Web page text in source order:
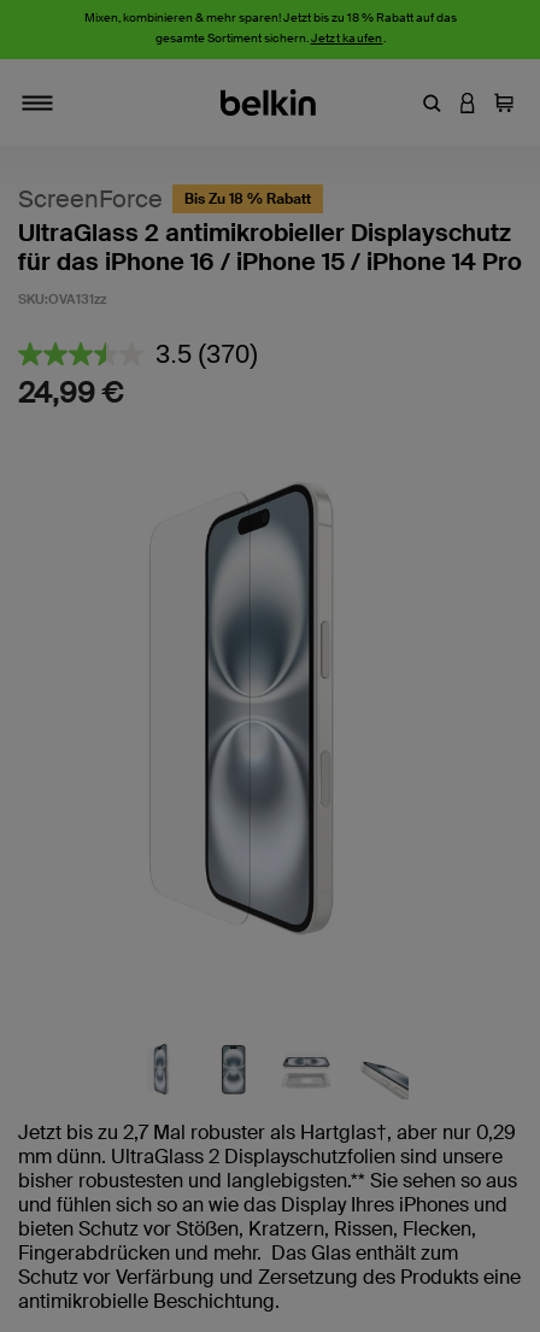
Mixen, kombinieren & mehr sparen! Jetzt bis zu 18 % Rabatt auf das
gesamte Sortiment sichern.Jetzt kaufen.
Stichwort
AN
ScreenForce Bis Zu 18 % Rabatt
UltraGlass 2 antimikrobieller Displayschutz
für das iPhone 16 / iPhone 15 / iPhone 14 Pro
SKU:OVA131zz
5 von 5 Kundenrezension
3.5 370
(370)
24,99 €
Jetzt bis zu 2,7 Mal robuster als Hartglas†, aber nur 0,29
mm dünn. UltraGlass 2 Displayschutzfolien sind unsere
bisher robustesten und langlebigsten.** Sie sehen so aus
und fühlen sich so an wie das Display Ihres iPhones und
bieten Schutz vor Stößen, Kratzern, Rissen, Flecken,
Fingerabdrücken und mehr. Das Glas enthält zum
Schutz vor Verfärbung und Zersetzung des Produkts eine
antimikrobielle Beschichtung.